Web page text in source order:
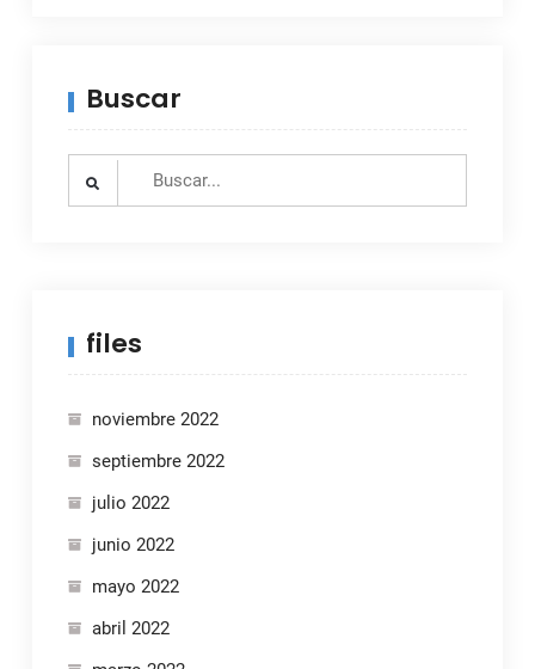
Buscar
Search
files
noviembre 2022
septiembre 2022
julio 2022
junio 2022
mayo 2022
abril 2022